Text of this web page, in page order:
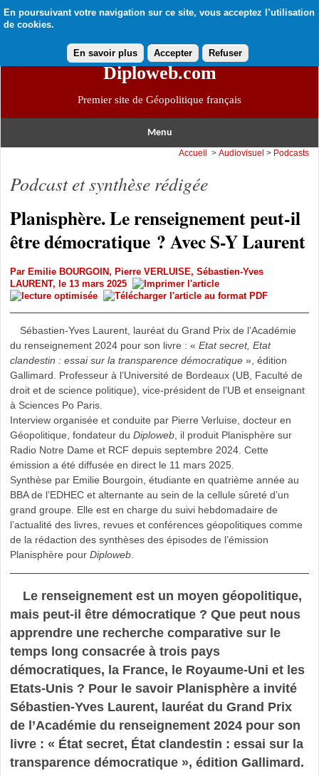
En poursuivant votre navigation sur ce site, vous acceptez l’utilisation
de cookies.
En savoir plus Accepter Refuser
Diploweb.com
Premier site de Géopolitique français
Menu
Accueil >Audiovisuel > Podcasts
Podcast et synthèse rédigée
Planisphère. Le renseignement peut-il
être démocratique ? Avec S-Y Laurent
Par Emilie BOURGOIN, Pierre VERLUISE, Sébastien-Yves
LAURENT, le 13 mars 2025
Sébastien-Yves Laurent, lauréat du Grand Prix de l’Académie
du renseignement 2024 pour son livre : « Etat secret, Etat
clandestin : essai sur la transparence démocratique», édition
Gallimard. Professeur à l’Université de Bordeaux (UB, Faculté de
droit et de science politique), vice-président de l’UB et enseignant
à Sciences Po Paris.
Interview organisée et conduite par Pierre Verluise, docteur en
Géopolitique, fondateur du Diploweb, il produit Planisphère sur
Radio Notre Dame et RCF depuis septembre 2024. Cette
émission a été diffusée en direct le 11 mars 2025.
Synthèse par Emilie Bourgoin, étudiante en quatrième année au
BBA de l’EDHEC et alternante au sein de la cellule sûreté d’un
grand groupe. Elle est en charge du suivi hebdomadaire de
l’actualité des livres, revues et conférences géopolitiques comme
de la rédaction des synthèses des épisodes de l’émission
Planisphère pour Diploweb.
Le renseignement est un moyen géopolitique,
mais peut-il être démocratique ? Que peut nous
apprendre une recherche comparative sur le
temps long consacrée à trois pays
démocratiques, la France, le Royaume-Uni et les
Etats-Unis ? Pour le savoir Planisphère a invité
Sébastien-Yves Laurent, lauréat du Grand Prix
de l’Académie du renseignement 2024 pour son
livre : « État secret, État clandestin : essai sur la
transparence démocratique », édition Gallimard.